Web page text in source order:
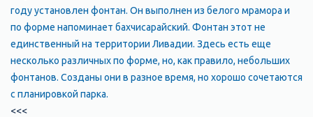
году установлен фонтан. Он выполнен из белого мрамора и
по форме напоминает бахчисарайский. Фонтан этот не
единственный на территории Ливадии. Здесь есть еще
несколько различных по форме, но, как правило, небольших
фонтанов. Созданы они в разное время, но хорошо сочетаются
с планировкой парка.
<<<